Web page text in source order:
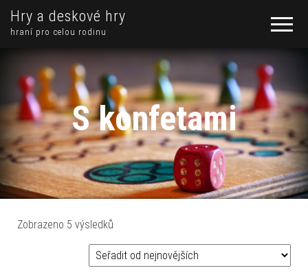
Hry a deskové hry
hraní pro celou rodinu
S konfetami
Zobrazeno 5 výsledků